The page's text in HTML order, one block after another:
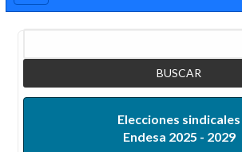
Elecciones sindicales
Endesa 2025 - 2029